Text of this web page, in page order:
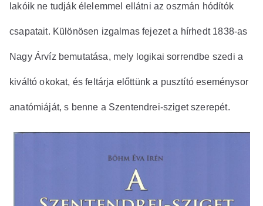
lakóik ne tudják élelemmel ellátni az oszmán hódítók
csapatait. Különösen izgalmas fejezet a hírhedt 1838-as
Nagy Árvíz bemutatása, mely logikai sorrendbe szedi a
kiváltó okokat, és feltárja előttünk a pusztító eseménysor
anatómiáját, s benne a Szentendrei-sziget szerepét.